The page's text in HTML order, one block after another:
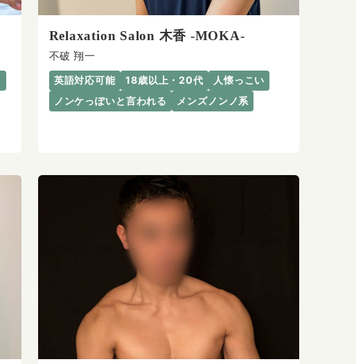
Relaxation Salon 木香 -MOKA-
不破 翔一
英語対応可能 18歳以上・20代
人懐っこい
ノンケっぽいと言われる
メンズノンノ系